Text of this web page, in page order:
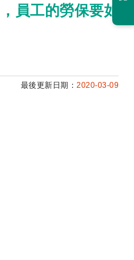
員工的勞保要如
最後更新日期： 2020-03-09